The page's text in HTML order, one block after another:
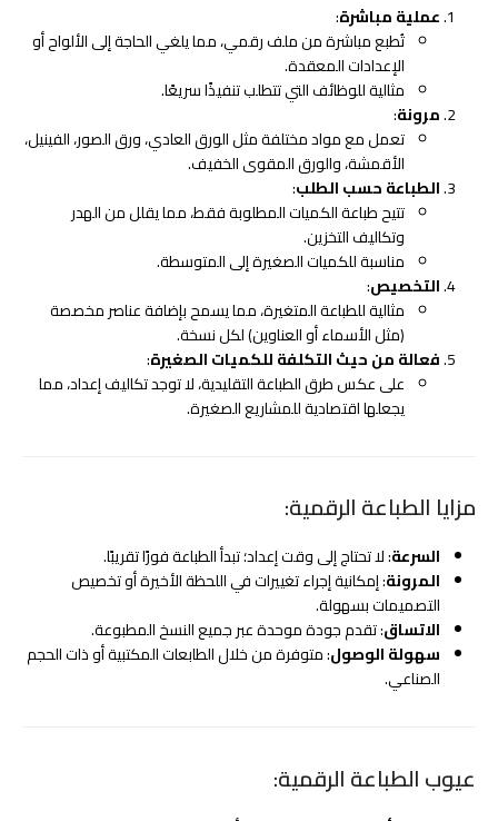
عملية مباشرة:
تُطبع مباشرة من ملف رقمي، مما يلغي الحاجة إلى الألواح أو
الإعدادات المعقدة.
مثالية للوظائف التي تتطلب تنفيذًا سريعًا.
مرونة:
تعمل مع مواد مختلفة مثل الورق العادي، ورق الصور، الفينيل،
الأقمشة، والورق المقوى الخفيف.
الطباعة حسب الطلب:
تتيح طباعة الكميات المطلوبة فقط، مما يقلل من الهدر
وتكاليف التخزين.
مناسبة للكميات الصغيرة إلى المتوسطة.
التخصيص:
مثالية للطباعة المتغيرة، مما يسمح بإضافة عناصر مخصصة
(مثل الأسماء أو العناوين) لكل نسخة.
فعالة من حيث التكلفة للكميات الصغيرة:
على عكس طرق الطباعة التقليدية، لا توجد تكاليف إعداد، مما
يجعلها اقتصادية للمشاريع الصغيرة.
مزايا الطباعة الرقمية:
السرعة: لا تحتاج إلى وقت إعداد؛ تبدأ الطباعة فورًا تقريبًا.
المرونة: إمكانية إجراء تغييرات في اللحظة الأخيرة أو تخصيص
التصميمات بسهولة.
الاتساق: تقدم جودة موحدة عبر جميع النسخ المطبوعة.
سهولة الوصول: متوفرة من خلال الطابعات المكتبية أو ذات الحجم
الصناعي.
عيوب الطباعة الرقمية: